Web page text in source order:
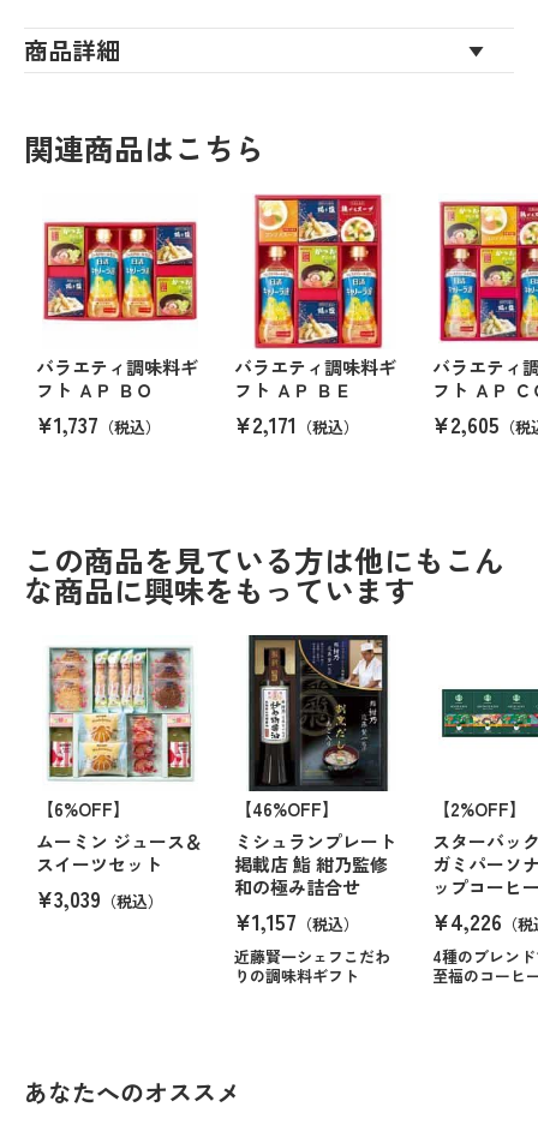
商品詳細
関連商品はこちら
バラエティ調味料ギ
フト ＡＰ ＢＯ
¥1,737 （税込）
バラエティ調味料ギ
フト ＡＰ ＢＥ
¥2,171 （税込）
バラエティ
フト ＡＰ Ｃ
¥2,605 （
この商品を見ている方は他にもこん
な商品に興味をもっています
【6%OFF】
ムーミン ジュース＆
スイーツセット
¥3,039 （税込）
【46%OFF】
ミシュランプレート
掲載店 鮨 紺乃監修
和の極み詰合せ
¥1,157 （税込）
近藤賢一シェフこだわ
りの調味料ギフト
【2%OFF】
スターバッ
ガミパーソ
ップコーヒ
¥4,226 （
4種のブレン
至福のコーヒ
あなたへのオススメ